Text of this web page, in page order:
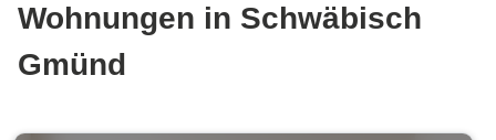
Wohnungen in Schwäbisch
Gmünd